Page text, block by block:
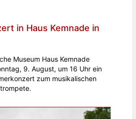
in Haus Kemnade in
Museum Haus Kemnade
9. August, um 16 Uhr ein
zum musikalischen